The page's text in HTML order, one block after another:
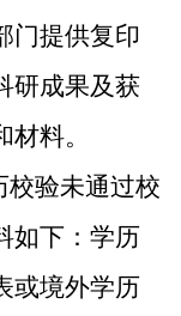
门提供复印
研成果及获
料。
校验未通过校
如下：学历
或境外学历